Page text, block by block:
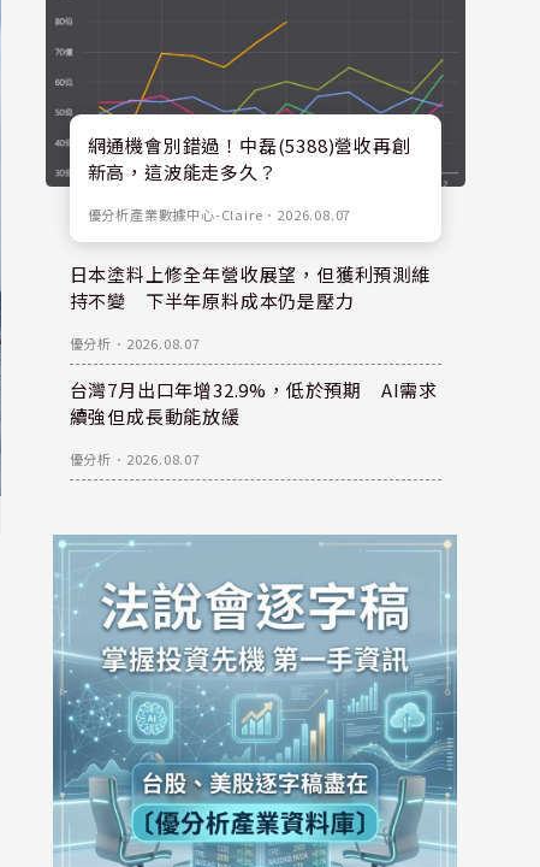
網通機會別錯過！中磊(5388)營收再創
新高，這波能走多久？
優分析產業數據中心-Claire ． 2026.08.07
日本塗料上修全年營收展望，但獲利預測維
持不變 下半年原料成本仍是壓力
優分析 ． 2026.08.07
台灣7月出口年增32.9%，低於預期 AI需求
續強但成長動能放緩
優分析 ． 2026.08.07